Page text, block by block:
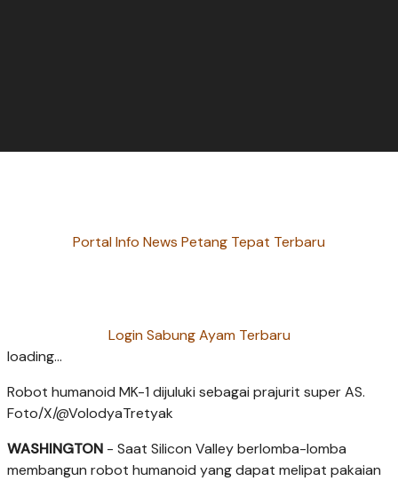
Portal Info News Petang Tepat Terbaru
Login Sabung Ayam Terbaru
loading...
Robot humanoid MK-1 dijuluki sebagai prajurit super AS.
Foto/X/@VolodyaTretyak
WASHINGTON - Saat Silicon Valley berlomba-lomba
membangun robot humanoid yang dapat melipat pakaian